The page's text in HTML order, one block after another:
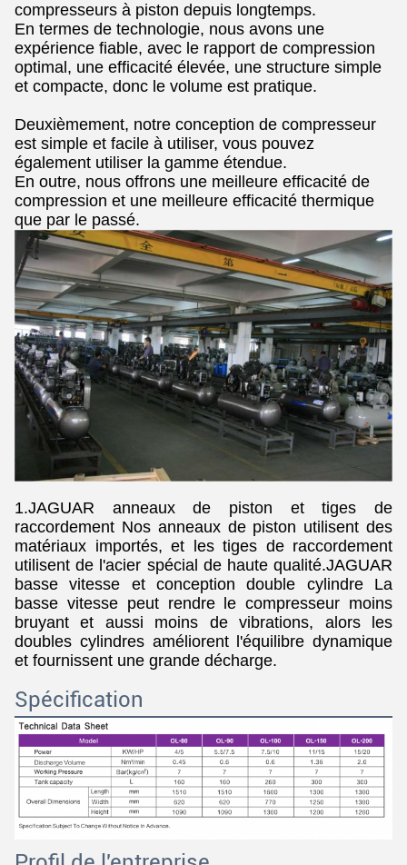
compresseurs à piston depuis longtemps.
En termes de technologie, nous avons une
expérience fiable, avec le rapport de compression
optimal, une efficacité élevée, une structure simple
et compacte, donc le volume est pratique.
Deuxièmement, notre conception de compresseur
est simple et facile à utiliser, vous pouvez
également utiliser la gamme étendue.
En outre, nous offrons une meilleure efficacité de
compression et une meilleure efficacité thermique
que par le passé.
1.JAGUAR anneaux de piston et tiges de
raccordement Nos anneaux de piston utilisent des
matériaux importés, et les tiges de raccordement
utilisent de l'acier spécial de haute qualité.JAGUAR
basse vitesse et conception double cylindre La
basse vitesse peut rendre le compresseur moins
bruyant et aussi moins de vibrations, alors les
doubles cylindres améliorent l'équilibre dynamique
et fournissent une grande décharge.
Spécification